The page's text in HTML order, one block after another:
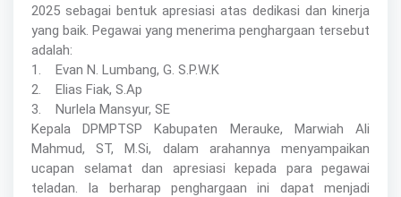
2025 sebagai bentuk apresiasi atas dedikasi dan kinerja
yang baik. Pegawai yang menerima penghargaan tersebut
adalah:
1. Evan N. Lumbang, G. S.P.W.K
2. Elias Fiak, S.Ap
3. Nurlela Mansyur, SE
Kepala DPMPTSP Kabupaten Merauke, Marwiah Ali
Mahmud, ST, M.Si, dalam arahannya menyampaikan
ucapan selamat dan apresiasi kepada para pegawai
teladan. Ia berharap penghargaan ini dapat menjadi